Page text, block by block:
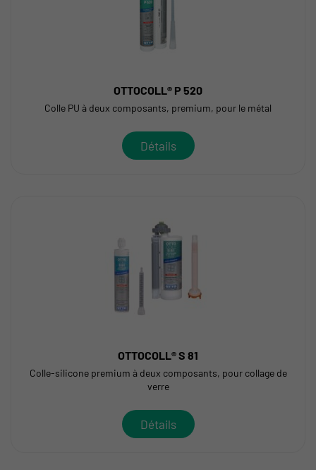
OTTOCOLL® P 520
Colle PU à deux composants, premium, pour le métal
Détails
OTTOCOLL® S 81
Colle-silicone premium à deux composants, pour collage de
verre
Détails